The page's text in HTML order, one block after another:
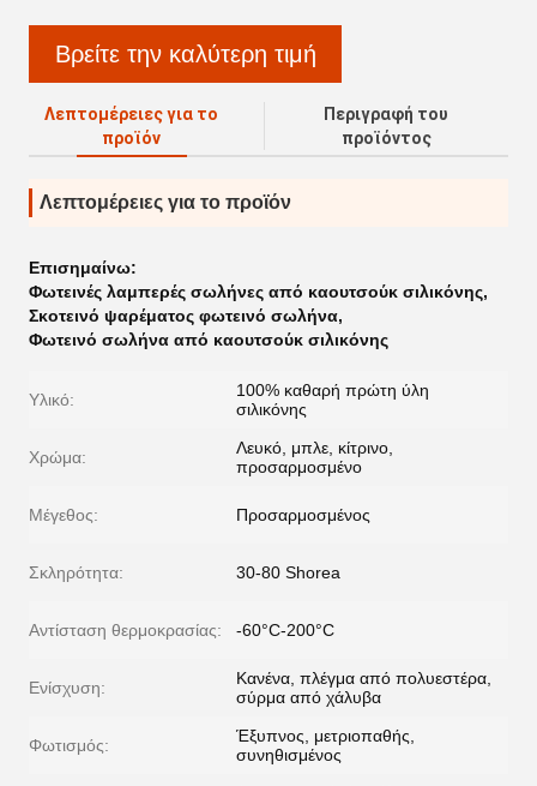
Βρείτε την καλύτερη τιμή
Λεπτομέρειες για το
προϊόν
Περιγραφή του
προϊόντος
Λεπτομέρειες για το προϊόν
Επισημαίνω:
Φωτεινές λαμπερές σωλήνες από καουτσούκ σιλικόνης,
Σκοτεινό ψαρέματος φωτεινό σωλήνα,
Φωτεινό σωλήνα από καουτσούκ σιλικόνης
Υλικό:
100% καθαρή πρώτη ύλη
σιλικόνης
Χρώμα:
Λευκό, μπλε, κίτρινο,
προσαρμοσμένο
Μέγεθος: Προσαρμοσμένος
Σκληρότητα: 30-80 Shorea
Αντίσταση θερμοκρασίας: -60°C-200°C
Ενίσχυση:
Κανένα, πλέγμα από πολυεστέρα,
σύρμα από χάλυβα
Φωτισμός:
Έξυπνος, μετριοπαθής,
συνηθισμένος